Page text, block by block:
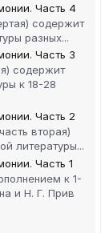
Часть 4
содержит
разных...
Часть 3
содержит
к 18-28
Часть 2
вторая)
литературы...
Часть 1
к 1-
и Н. Г. Прив